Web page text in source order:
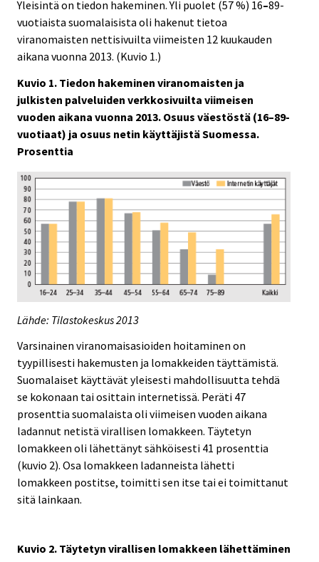
Yleisintä on tiedon hakeminen. Yli puolet (57 %) 16–89-
vuotiaista suomalaisista oli hakenut tietoa
viranomaisten nettisivuilta viimeisten 12 kuukauden
aikana vuonna 2013. (Kuvio 1.)
Kuvio 1. Tiedon hakeminen viranomaisten ja
julkisten palveluiden verkkosivuilta viimeisen
vuoden aikana vuonna 2013. Osuus väestöstä (16–89-
vuotiaat) ja osuus netin käyttäjistä Suomessa.
Prosenttia
Lähde: Tilastokeskus 2013
Varsinainen viranomaisasioiden hoitaminen on
tyypillisesti hakemusten ja lomakkeiden täyttämistä.
Suomalaiset käyttävät yleisesti mahdollisuutta tehdä
se kokonaan tai osittain internetissä. Peräti 47
prosenttia suomalaista oli viimeisen vuoden aikana
ladannut netistä virallisen lomakkeen. Täytetyn
lomakkeen oli lähettänyt sähköisesti 41 prosenttia
(kuvio 2). Osa lomakkeen ladanneista lähetti
lomakkeen postitse, toimitti sen itse tai ei toimittanut
sitä lainkaan.
Kuvio 2. Täytetyn virallisen lomakkeen lähettäminen